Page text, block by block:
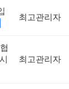
최고관리자
최고관리자